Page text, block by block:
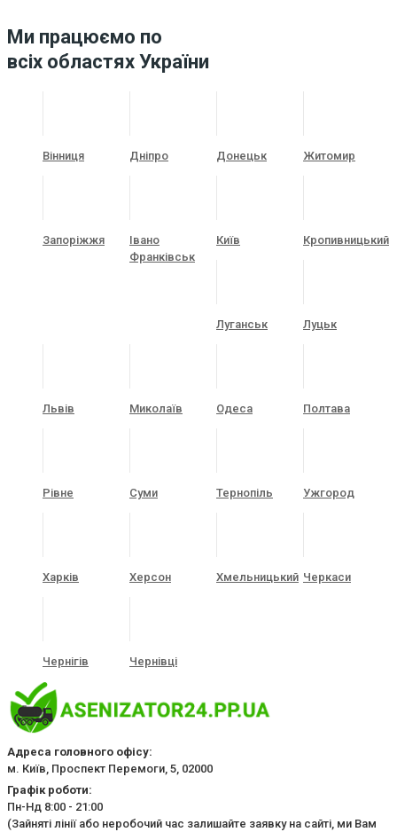
Ми працюємо по
всіх областях України
Вінниця Дніпро Донецьк Житомир
Запоріжжя
Івано
Франківськ
Київ Кропивницький
Луганськ Луцьк
Львів Миколаїв Одеса Полтава
Рівне Суми Тернопіль Ужгород
Харків Херсон Хмельницький Черкаси
Чернігів Чернівці
Адреса головного офісу:
м. Київ, Проспект Перемоги, 5, 02000
Графік роботи:
Пн-Нд 8:00 - 21:00
(Зайняті лінії або неробочий час залишайте заявку на сайті, ми Вам